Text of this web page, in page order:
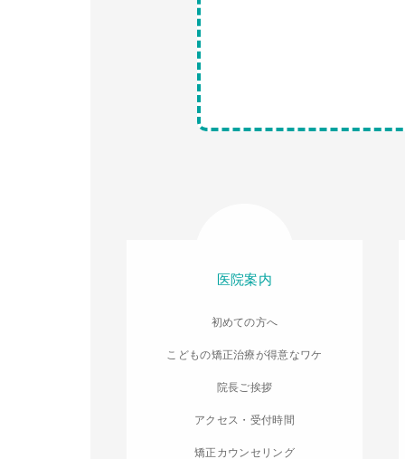
医院案内
初めての方へ
こどもの矯正治療が得意なワケ
院長ご挨拶
アクセス・受付時間
矯正カウンセリング